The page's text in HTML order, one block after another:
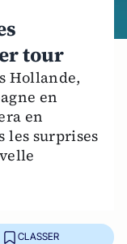
tour
Hollande,
en
en
les surprises
CLASSER